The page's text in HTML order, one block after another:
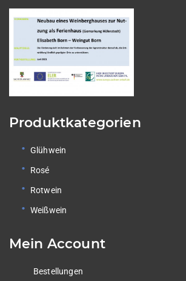
Produktkategorien
Glühwein
Rosé
Rotwein
Weißwein
Mein Account
Bestellungen